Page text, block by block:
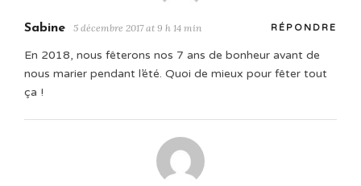
Sabine 5 décembre 2017 at 9 h 14 min RÉPONDRE
En 2018, nous fêterons nos 7 ans de bonheur avant de
nous marier pendant l’été. Quoi de mieux pour fêter tout
ça !